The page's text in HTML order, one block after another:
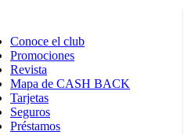
Conoce el club
Promociones
Revista
Mapa de CASH BACK
Tarjetas
Seguros
Préstamos